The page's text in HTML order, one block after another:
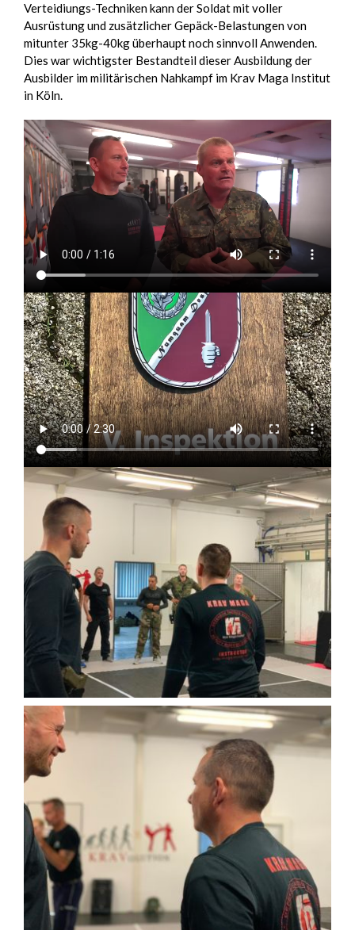
Verteidiungs-Techniken kann der Soldat mit voller
Ausrüstung und zusätzlicher Gepäck-Belastungen von
mitunter 35kg-40kg überhaupt noch sinnvoll Anwenden.
Dies war wichtigster Bestandteil dieser Ausbildung der
Ausbilder im militärischen Nahkampf im Krav Maga Institut
in Köln.